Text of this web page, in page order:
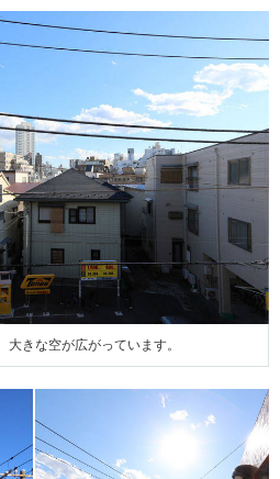
きな空が広がっています。